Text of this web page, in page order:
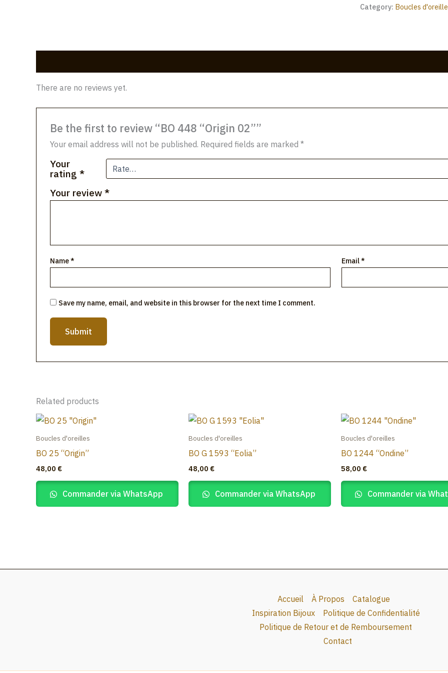
Category: Boucles
There are no reviews yet.
Be the first to review “BO 448 “Origin 02””
Your email address will not be published. Required fields are marked *
Your
rating *
Your review *
Name* Email*
Save my name, email, and website in this browser for the next time I comment.
Related products
Boucles d'oreilles
BO 25 “Origin”
48,00 €
Commander via WhatsApp
Boucles d'oreilles
BO G 1593 “Eolia”
48,00 €
Commander via WhatsApp
Boucles d'oreilles
BO 1244 “Ondine”
58,00 €
Commander via
Accueil À Propos
Catalogue
Inspiration Bijoux
Politique de Confidentialité
Politique de Retour et de Remboursement
Contact